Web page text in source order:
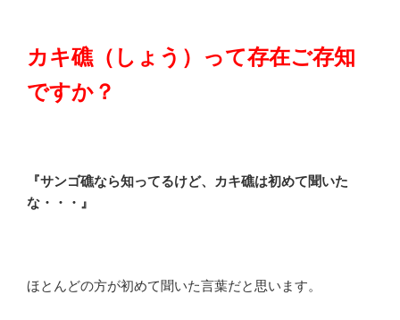
カキ礁（しょう）って存在ご存知
ですか？
『サンゴ礁なら知ってるけど、カキ礁は初めて聞いた
な・・・』
ほとんどの方が初めて聞いた言葉だと思います。